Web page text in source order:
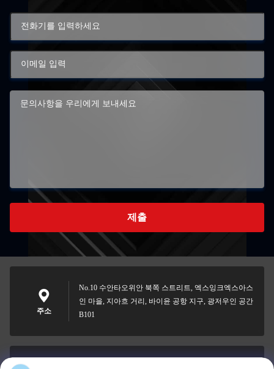
제출
주소
No.10 수안타오위안 북쪽 스트리트, 엑스잉크엑스아스
인 마을, 지아흐 거리, 바이윤 공항 지구, 광저우인 공간
B101